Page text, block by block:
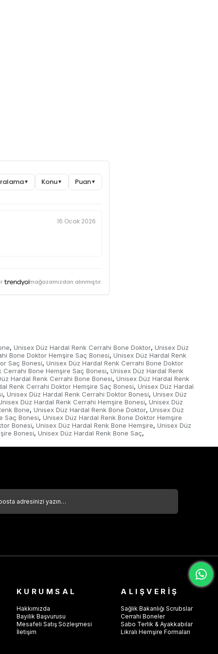
▼ Konu▼ Puan▼
16 Ocak 2026
mağazamızdan alınmıştır.
, Unisex Düz Hardal Renk Cerrahi Bone Doktor, Unisex Düz
Bone Doktor Hemşire Saç Bonesi, Unisex Düz Hardal Renk
Saç Bonesi, Unisex Düz Hardal Renk Cerrahi Bone Doktor
Cerrahi Bone Hemşire Saç Bonesi, Unisex Düz Hardal Renk
Hardal Renk Cerrahi Bone Bonesi, Unisex Düz Hardal Renk
Renk Cerrahi Doktor Hemşire Saç Bonesi, Unisex Düz Hardal
, Unisex Düz Hardal Renk Cerrahi Doktor Bonesi, Unisex Düz
Düz Hardal Renk Cerrahi Hemşire Bonesi, Unisex Düz
Bone, Unisex Düz Hardal Renk Bone Doktor, Unisex Düz
Saç Bonesi, Unisex Düz Hardal Renk Bone Doktor Hemşire
Bonesi, Unisex Düz Hardal Renk Bone Hemşire, Unisex Düz
Bonesi, Unisex Düz Hardal Renk Bone Saç,
KURUMSAL
Hakkımızda
Bayilik Başvurusu
Mesafeli Satış Sözleşmesi
İletişim
ALIŞVERİŞ
Sağlık Bakanlığı Scrubslar
Cerrahi Boneler
Sabo Terlik & Ayakkabılar
Likralı Hemşire Formaları